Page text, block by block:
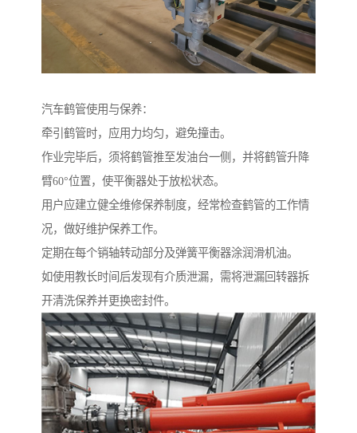
汽车鹤管使用与保养：
牵引鹤管时，应用力均匀，避免撞击。
作业完毕后，须将鹤管推至发油台一侧，并将鹤管升降
臂60°位置，使平衡器处于放松状态。
用户应建立健全维修保养制度，经常检查鹤管的工作情
况，做好维护保养工作。
定期在每个销轴转动部分及弹簧平衡器涂润滑机油。
如使用教长时间后发现有介质泄漏，需将泄漏回转器拆
开清洗保养并更换密封件。